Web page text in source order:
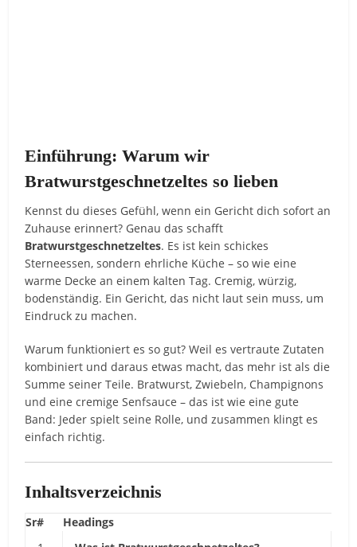
Einführung: Warum wir
Bratwurstgeschnetzeltes so lieben
Kennst du dieses Gefühl, wenn ein Gericht dich sofort an
Zuhause erinnert? Genau das schafft
Bratwurstgeschnetzeltes. Es ist kein schickes
Sterneessen, sondern ehrliche Küche – so wie eine
warme Decke an einem kalten Tag. Cremig, würzig,
bodenständig. Ein Gericht, das nicht laut sein muss, um
Eindruck zu machen.
Warum funktioniert es so gut? Weil es vertraute Zutaten
kombiniert und daraus etwas macht, das mehr ist als die
Summe seiner Teile. Bratwurst, Zwiebeln, Champignons
und eine cremige Senfsauce – das ist wie eine gute
Band: Jeder spielt seine Rolle, und zusammen klingt es
einfach richtig.
Inhaltsverzeichnis
Sr#
Headings